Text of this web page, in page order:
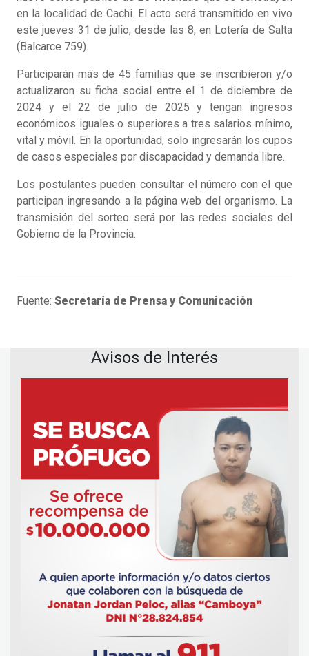
en la localidad de Cachi. El acto será transmitido en vivo
este jueves 31 de julio, desde las 8, en Lotería de Salta
(Balcarce 759).
Participarán más de 45 familias que se inscribieron y/o
actualizaron su ficha social entre el 1 de diciembre de
2024 y el 22 de julio de 2025 y tengan ingresos
económicos iguales o superiores a tres salarios mínimo,
vital y móvil. En la oportunidad, solo ingresarán los cupos
de casos especiales por discapacidad y demanda libre.
Los postulantes pueden consultar el número con el que
participan ingresando a la página web del organismo. La
transmisión del sorteo será por las redes sociales del
Gobierno de la Provincia.
Fuente: Secretaría de Prensa y Comunicación
Avisos de Interés